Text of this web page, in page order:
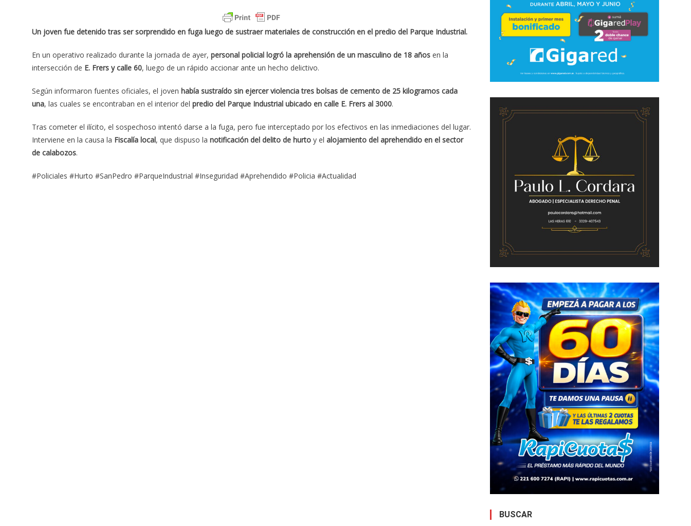
Un joven fue detenido tras ser sorprendido en fuga luego de sustraer materiales de construcción en el predio del Parque Industrial.
En un operativo realizado durante la jornada de ayer, personal policial logró la aprehensión de un masculino de 18 años en la
intersección de E. Frers y calle 60, luego de un rápido accionar ante un hecho delictivo.
Según informaron fuentes oficiales, el joven había sustraído sin ejercer violencia tres bolsas de cemento de 25 kilogramos cada
una, las cuales se encontraban en el interior del predio del Parque Industrial ubicado en calle E. Frers al 3000.
Tras cometer el ilícito, el sospechoso intentó darse a la fuga, pero fue interceptado por los efectivos en las inmediaciones del lugar.
Interviene en la causa la Fiscalía local, que dispuso la notificación del delito de hurto y el alojamiento del aprehendido en el sector
de calabozos.
#Policiales #Hurto #SanPedro #ParqueIndustrial #Inseguridad #Aprehendido #Policia #Actualidad
BUSCAR